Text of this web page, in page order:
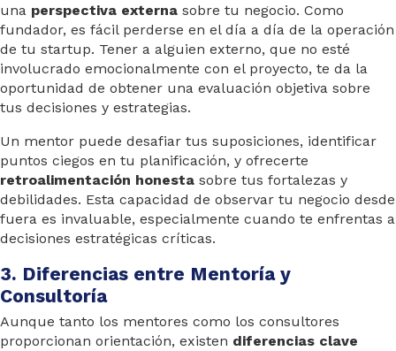
una perspectiva externa sobre tu negocio. Como
fundador, es fácil perderse en el día a día de la operación
de tu startup. Tener a alguien externo, que no esté
involucrado emocionalmente con el proyecto, te da la
oportunidad de obtener una evaluación objetiva sobre
tus decisiones y estrategias.
Un mentor puede desafiar tus suposiciones, identificar
puntos ciegos en tu planificación, y ofrecerte
retroalimentación honesta sobre tus fortalezas y
debilidades. Esta capacidad de observar tu negocio desde
fuera es invaluable, especialmente cuando te enfrentas a
decisiones estratégicas críticas.
3. Diferencias entre Mentoría y
Consultoría
Aunque tanto los mentores como los consultores
proporcionan orientación, existen diferencias clave